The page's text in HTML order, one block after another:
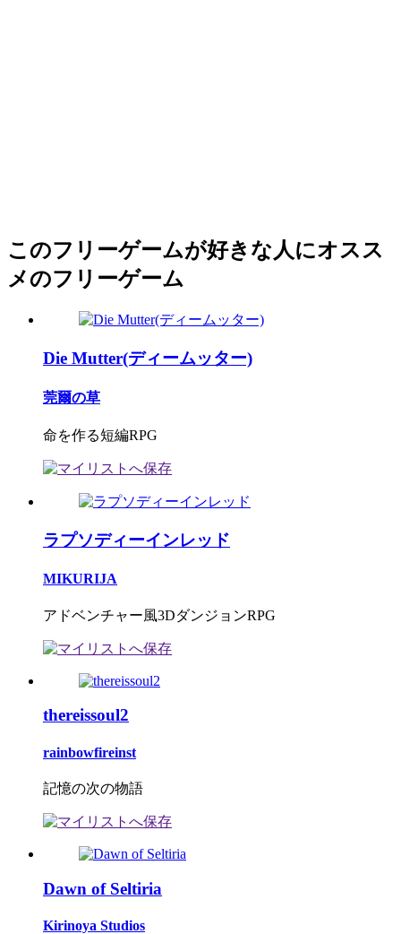
このフリーゲームが好きな人にオスス
メのフリーゲーム
Die Mutter(ディームッター)
莞爾の草
命を作る短編RPG
ラプソディーインレッド
MIKURIJA
アドベンチャー風3DダンジョンRPG
thereissoul2
rainbowfireinst
記憶の次の物語
Dawn of Seltiria
Kirinoya Studios